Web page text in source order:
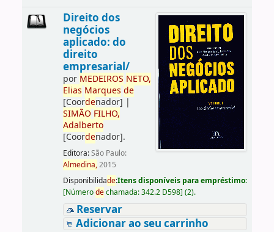
Direito dos
negócios
aplicado: do
direito
empresarial/
por MEDEIROS NETO,
Elias Marques de
[Coordenador] |
SIMÃO FILHO,
Adalberto
[Coordenador].
Editora:São Paulo:
Almedina,2015
Disponibilidade:Itens disponíveis para empréstimo:
[Númerodechamada:342.2 D598] (2).
Reservar
Adicionar ao seu carrinho